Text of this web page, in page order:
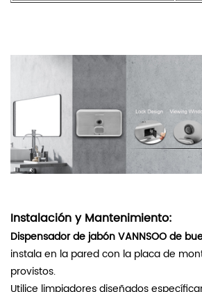
Instalación y Mantenimiento:
Dispensador de jabón VANNSOO de
instala en la pared con la placa de
provistos.